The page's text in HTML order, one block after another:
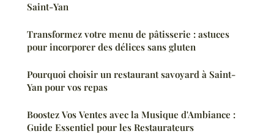
Saint-Yan
Transformez votre menu de pâtisserie : astuces
pour incorporer des délices sans gluten
Pourquoi choisir un restaurant savoyard à Saint-
Yan pour vos repas
Boostez Vos Ventes avec la Musique d'Ambiance :
Guide Essentiel pour les Restaurateurs